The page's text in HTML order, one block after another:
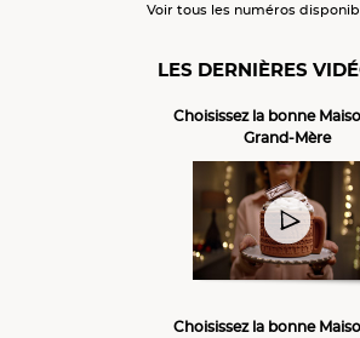
Voir tous les numéros
LES DERNIÈRES
Choisissez la bonne
Grand-Mère
Choisissez la bonne